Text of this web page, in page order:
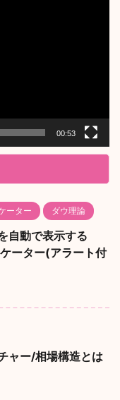
00:53
ーター ダウ理論
自動で表示する
ーター(アラート付
ャー/相場構造とは